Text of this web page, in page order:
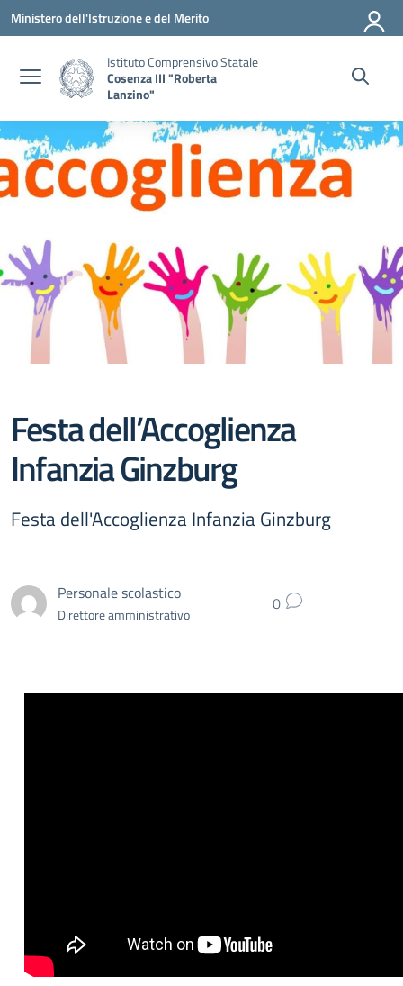
Vai ai contenuti
Vai al menu di navigazione
Vai al footer
Ministero dell'Istruzione e del Merito
Istituto Comprensivo Statale
Cosenza III "Roberta
Lanzino"
Festa dell’Accoglienza
Infanzia Ginzburg
Festa dell'Accoglienza Infanzia Ginzburg
Personale scolastico
Direttore amministrativo 0